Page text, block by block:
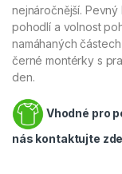
nejnáročnější.
pohodlí a volnost
namáhaných
černé montérky s
den.
Vhodné pro
nás kontaktujte zde